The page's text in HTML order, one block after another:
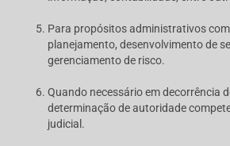
Para propósitos administrativos
planejamento, desenvolvimento de
gerenciamento de risco.
Quando necessário em decorrência
determinação de autoridade
judicial.